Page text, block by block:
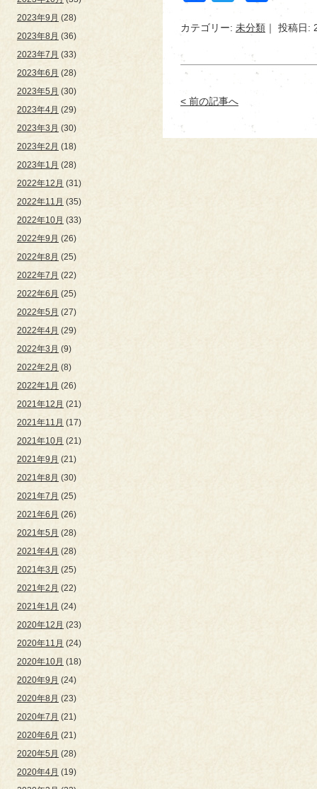
2023年9月 (28)
2023年8月 (36)
2023年7月 (33)
2023年6月 (28)
2023年5月 (30)
2023年4月 (29)
2023年3月 (30)
2023年2月 (18)
2023年1月 (28)
2022年12月 (31)
2022年11月 (35)
2022年10月 (33)
2022年9月 (26)
2022年8月 (25)
2022年7月 (22)
2022年6月 (25)
2022年5月 (27)
2022年4月 (29)
2022年3月 (9)
2022年2月 (8)
2022年1月 (26)
2021年12月 (21)
2021年11月 (17)
2021年10月 (21)
2021年9月 (21)
2021年8月 (30)
2021年7月 (25)
2021年6月 (26)
2021年5月 (28)
2021年4月 (28)
2021年3月 (25)
2021年2月 (22)
2021年1月 (24)
2020年12月 (23)
2020年11月 (24)
2020年10月 (18)
2020年9月 (24)
2020年8月 (23)
2020年7月 (21)
2020年6月 (21)
2020年5月 (28)
2020年4月 (19)
カテゴリー: 未分類 投稿日:
< 前の記事へ